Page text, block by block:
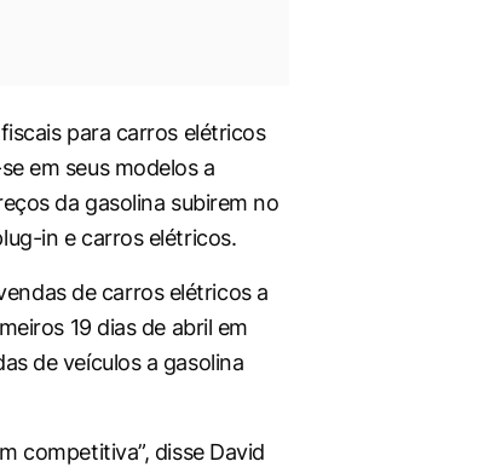
para carros elétricos
em seus modelos a
da gasolina subirem no
in e carros elétricos.
de carros elétricos a
19 dias de abril em
de veículos a gasolina
competitiva”, disse David